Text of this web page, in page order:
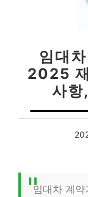
임대
2025
사
임대차 계